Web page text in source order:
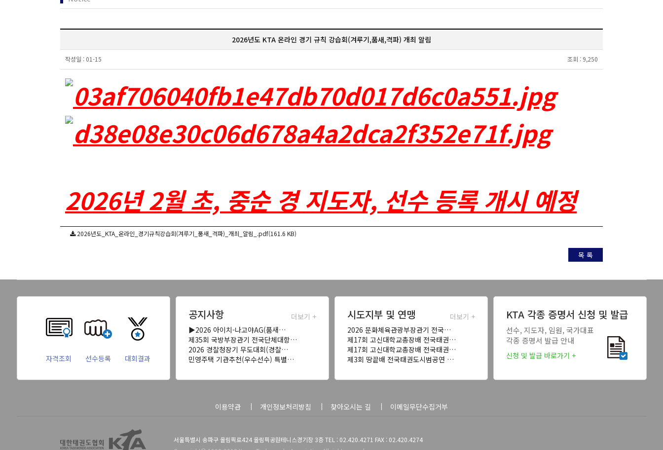
2026년도 KTA 온라인 경기 규칙 강습회(겨루기,품새,격파) 개최 알림
작성일 : 01-15 조회 : 9,250
2026년 2월 초, 중순 경 지도자, 선수 등록 개시 예정
2026년도_KTA_온라인_경기규칙강습회(겨루기_품새_격파)_개최_알림_.pdf(161.6 KB)
목 록
자격조회 선수등록 대회결과
공지사항
▶2026 아이치-나고야AG(품새…
제35회 국방부장관기 전국단체대항…
2026 경찰청장기 무도대회(경찰…
민영주택 기관추천(우수선수) 특별…
더보기 + 시도지부 및 연맹
2026 문화체육관광부장관기 전국…
제17회 고신대학교총장배 전국태권…
제17회 고신대학교총장배 전국태권…
제3회 땅끝배 전국태권도시범공연 …
더보기 + KTA 각종 증명서 신청 및 발급
선수, 지도자, 임원, 국가대표
각종 증명서 발급 안내
신청 및 발급 바로가기 +
이용약관 개인정보처리방침 찾아오시는 길 이메일무단수집거부
서울특별시 송파구 올림픽로424 올림픽공원테니스경기장 3층 TEL : 02.420.4271 FAX : 02.420.4274